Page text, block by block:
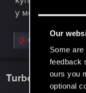
Our
Some
feedback
ours you
optional
Почему в RDR 2 не
Видимо прийдётся
View attachment
у меня Райзен
R
i
KDushina
Turboshtopor